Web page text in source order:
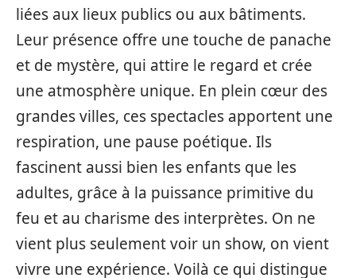
liées aux lieux publics ou aux bâtiments.
Leur présence offre une touche de panache
et de mystère, qui attire le regard et crée
une atmosphère unique. En plein cœur des
grandes villes, ces spectacles apportent une
respiration, une pause poétique. Ils
fascinent aussi bien les enfants que les
adultes, grâce à la puissance primitive du
feu et au charisme des interprètes. On ne
vient plus seulement voir un show, on vient
vivre une expérience. Voilà ce qui distingue